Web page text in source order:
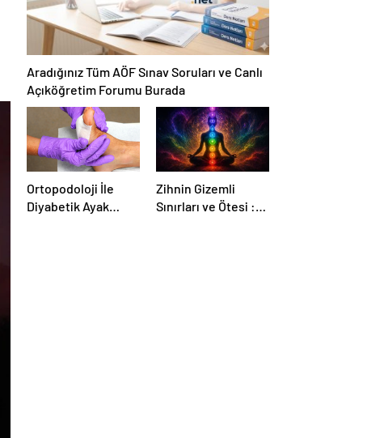
Aradığınız Tüm AÖF Sınav Soruları ve Canlı
Açıköğretim Forumu Burada
Ortopodoloji İle
Diyabetik Ayak
Zihnin Gizemli
Sınırları ve Ötesi :